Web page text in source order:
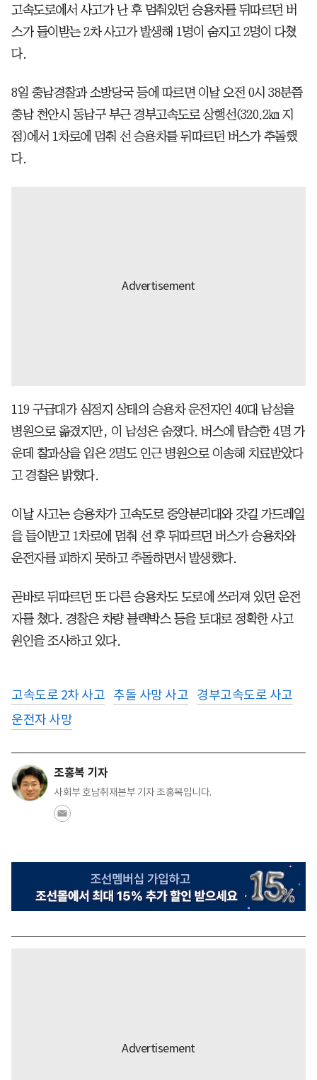
고속도로에서 사고가 난 후 멈춰있던 승용차를 뒤따르던 버
스가 들이받는 2차 사고가 발생해 1명이 숨지고 2명이 다쳤
다.
8일 충남경찰과 소방당국 등에 따르면 이날 오전 0시 38분쯤
충남 천안시 동남구 부근 경부고속도로 상행선(320.2㎞ 지
점)에서 1차로에 멈춰 선 승용차를 뒤따르던 버스가 추돌했
다.
119 구급대가 심정지 상태의 승용차 운전자인 40대 남성을
병원으로 옮겼지만, 이 남성은 숨졌다. 버스에 탑승한 4명 가
운데 찰과상을 입은 2명도 인근 병원으로 이송해 치료받았다
고 경찰은 밝혔다.
이날 사고는 승용차가 고속도로 중앙분리대와 갓길 가드레일
을 들이받고 1차로에 멈춰 선 후 뒤따르던 버스가 승용차와
운전자를 피하지 못하고 추돌하면서 발생했다.
곧바로 뒤따르던 또 다른 승용차도 도로에 쓰러져 있던 운전
자를 쳤다. 경찰은 차량 블랙박스 등을 토대로 정확한 사고
원인을 조사하고 있다.
고속도로 2차 사고 추돌 사망 사고 경부고속도로 사고
운전자 사망
조홍복 기자
사회부 호남취재본부 기자 조홍복입니다.